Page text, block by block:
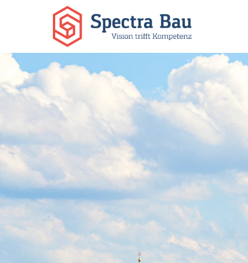
Hit enter to search or ESC to close